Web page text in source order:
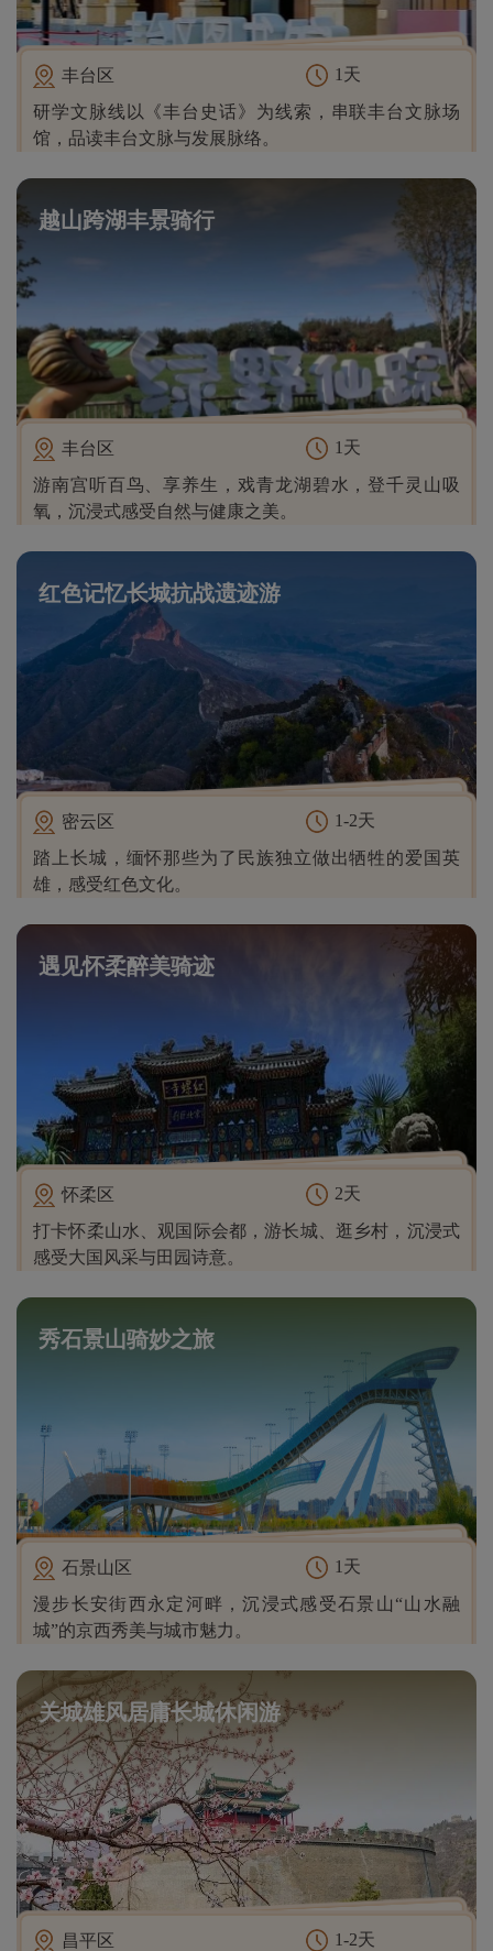
丰台区
1天
研学文脉线以《丰台史话》为线索，串联丰台文脉场
馆，品读丰台文脉与发展脉络。
越山跨湖丰景骑行
丰台区
1天
游南宫听百鸟、享养生，戏青龙湖碧水，登千灵山吸
氧，沉浸式感受自然与健康之美。
红色记忆长城抗战遗迹游
密云区
1-2天
踏上长城，缅怀那些为了民族独立做出牺牲的爱国英
雄，感受红色文化。
遇见怀柔醉美骑迹
怀柔区
2天
打卡怀柔山水、观国际会都，游长城、逛乡村，沉浸式
感受大国风采与田园诗意。
秀石景山骑妙之旅
石景山区
1天
漫步长安街西永定河畔，沉浸式感受石景山“山水融
城”的京西秀美与城市魅力。
关城雄风居庸长城休闲游
昌平区
1-2天